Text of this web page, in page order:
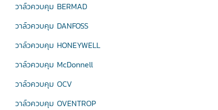
วาล์วควบคุม BERMAD
วาล์วควบคุม DANFOSS
วาล์วควบคุม HONEYWELL
วาล์วควบคุม McDonnell
วาล์วควบคุม OCV
วาล์วควบคุม OVENTROP